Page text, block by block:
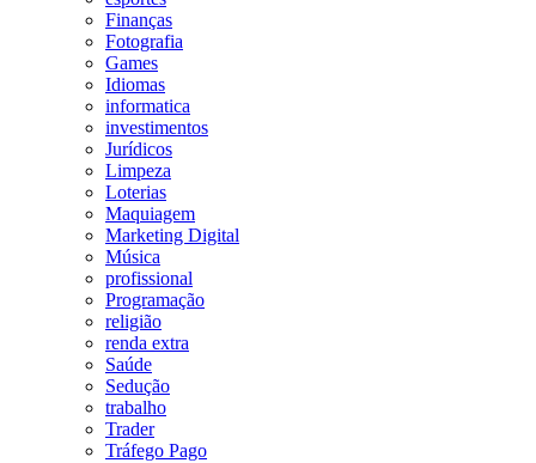
Finanças
Fotografia
Games
Idiomas
informatica
investimentos
Jurídicos
Limpeza
Loterias
Maquiagem
Marketing Digital
Música
profissional
Programação
religião
renda extra
Saúde
Sedução
trabalho
Trader
Tráfego Pago